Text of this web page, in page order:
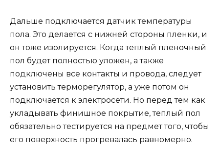
Дальше подключается датчик температуры
пола. Это делается с нижней стороны пленки, и
он тоже изолируется. Когда теплый пленочный
пол будет полностью уложен, а также
подключены все контакты и провода, следует
установить терморегулятор, а уже потом он
подключается к электросети. Но перед тем как
укладывать финишное покрытие, теплый пол
обязательно тестируется на предмет того, чтобы
его поверхность прогревалась равномерно.